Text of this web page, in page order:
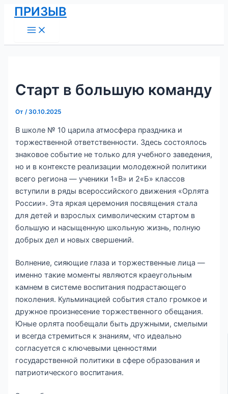
Перейти
содержимому
ПРИЗЫВ
Menu
Старт в большую команду
От/30.10.2025
В школе № 10 царила атмосфера праздника и
торжественной ответственности. Здесь состоялось
знаковое событие не только для учебного заведения,
но и в контексте реализации молодежной политики
всего региона — ученики 1«В» и 2«Б» классов
вступили в ряды всероссийского движения «Орлята
России». Эта яркая церемония посвящения стала
для детей и взрослых символическим стартом в
большую и насыщенную школьную жизнь, полную
добрых дел и новых свершений.
Волнение, сияющие глаза и торжественные лица —
именно такие моменты являются краеугольным
камнем в системе воспитания подрастающего
поколения. Кульминацией события стало громкое и
дружное произнесение торжественного обещания.
Юные орлята пообещали быть дружными, смелыми
и всегда стремиться к знаниям, что идеально
согласуется с ключевыми ценностями
государственной политики в сфере образования и
патриотического воспитания.
Навигация
по
записям